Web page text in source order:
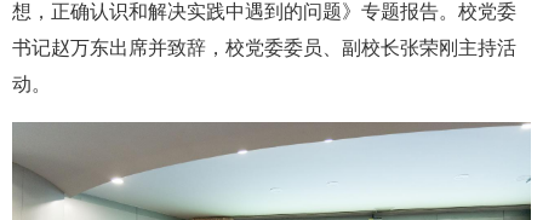
想，正确认识和解决实践中遇到的问题》专题报告。校党委
书记赵万东出席并致辞，校党委委员、副校长张荣刚主持活
动。